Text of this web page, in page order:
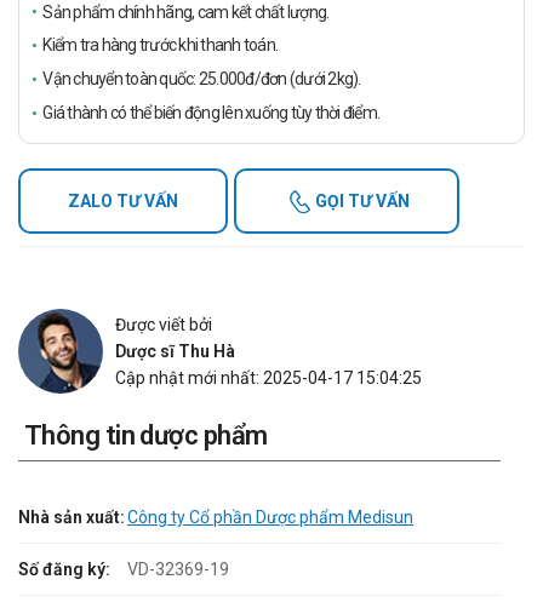
Sản phẩm chính hãng, cam kết chất lượng.
Kiểm tra hàng trước khi thanh toán.
Vận chuyển toàn quốc: 25.000đ/đơn (dưới 2kg).
Giá thành có thể biến động lên xuống tùy thời điểm.
ZALO TƯ VẤN GỌI TƯ VẤN
Được viết bởi
Dược sĩ Thu Hà
Cập nhật mới nhất: 2025-04-17 15:04:25
Thông tin dược phẩm
Nhà sản xuất:Công ty Cổ phần Dược phẩm Medisun
Số đăng ký: VD-32369-19